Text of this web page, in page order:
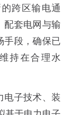
跨区输电通
配套电网与输
手段，确保已
持在合理水
子技术、装